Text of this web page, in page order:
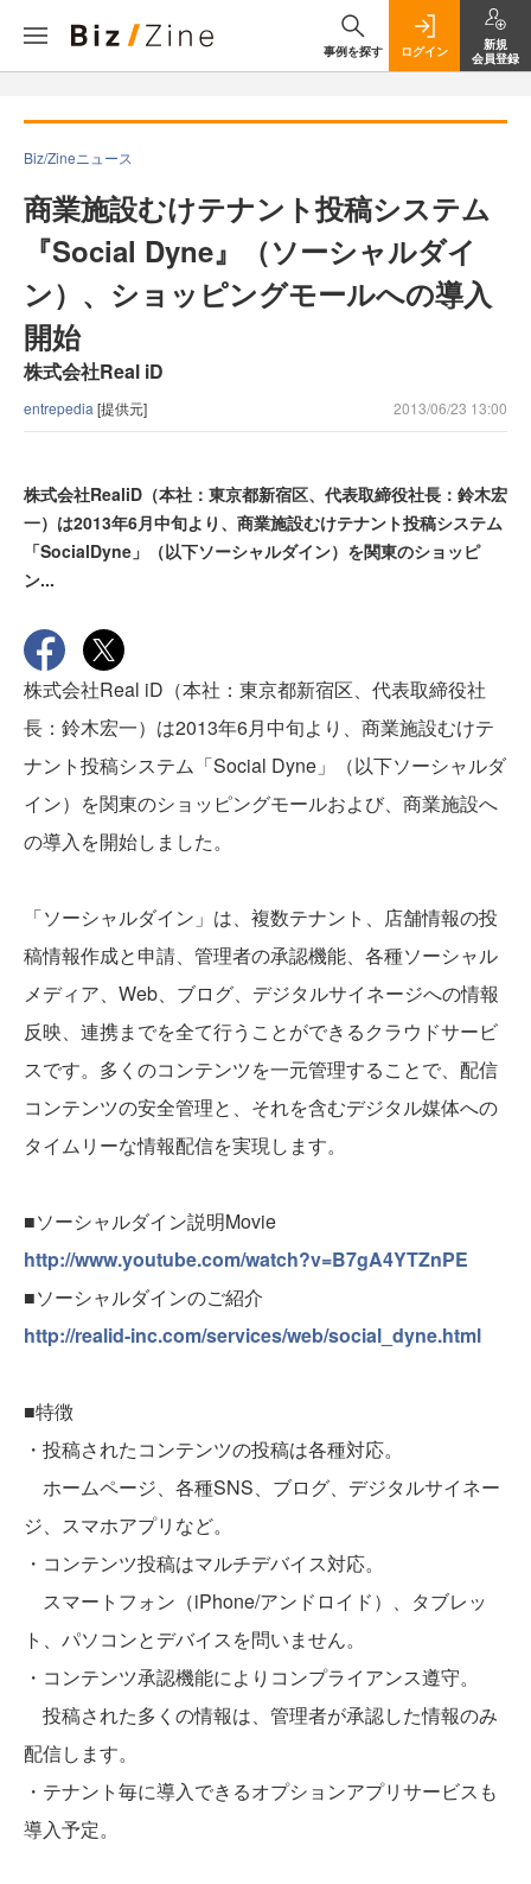
事例を探す ログイン
新規
会員登録
Biz/Zineニュース
商業施設むけテナント投稿システム
『Social Dyne』（ソーシャルダイ
ン）、ショッピングモールへの導入
開始
株式会社Real iD
entrepedia [提供元] 2013/06/23 13:00
株式会社RealiD（本社：東京都新宿区、代表取締役社長：鈴木宏
一）は2013年6月中旬より、商業施設むけテナント投稿システム
「SocialDyne」（以下ソーシャルダイン）を関東のショッピ
ン...
株式会社Real iD（本社：東京都新宿区、代表取締役社
長：鈴木宏一）は2013年6月中旬より、商業施設むけテ
ナント投稿システム「Social Dyne」（以下ソーシャルダ
イン）を関東のショッピングモールおよび、商業施設へ
の導入を開始しました。
「ソーシャルダイン」は、複数テナント、店舗情報の投
稿情報作成と申請、管理者の承認機能、各種ソーシャル
メディア、Web、ブログ、デジタルサイネージへの情報
反映、連携までを全て行うことができるクラウドサービ
スです。多くのコンテンツを一元管理することで、配信
コンテンツの安全管理と、それを含むデジタル媒体への
タイムリーな情報配信を実現します。
■ソーシャルダイン説明Movie
http://www.youtube.com/watch?v=B7gA4YTZnPE
■ソーシャルダインのご紹介
http://realid-inc.com/services/web/social_dyne.html
■特徴
・投稿されたコンテンツの投稿は各種対応。
ホームページ、各種SNS、ブログ、デジタルサイネー
ジ、スマホアプリなど。
・コンテンツ投稿はマルチデバイス対応。
スマートフォン（iPhone/アンドロイド）、タブレッ
ト、パソコンとデバイスを問いません。
・コンテンツ承認機能によりコンプライアンス遵守。
投稿された多くの情報は、管理者が承認した情報のみ
配信します。
・テナント毎に導入できるオプションアプリサービスも
導入予定。